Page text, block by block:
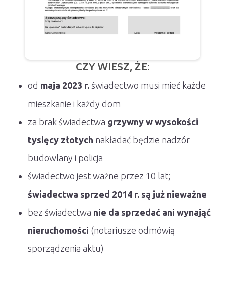
CZY WIESZ, ŻE:
od maja 2023 r. świadectwo musi mieć każde
mieszkanie i każdy dom
za brak świadectwa grzywny w wysokości
tysięcy złotych nakładać będzie nadzór
budowlany i policja
świadectwo jest ważne przez 10 lat;
świadectwa sprzed 2014 r. są już nieważne
bez świadectwa nie da sprzedać ani wynająć
nieruchomości (notariusze odmówią
sporządzenia aktu)